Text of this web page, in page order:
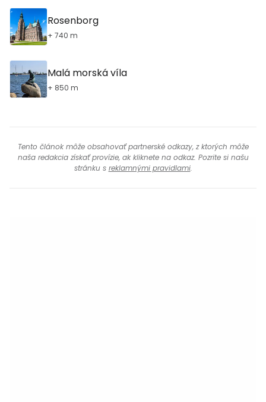
Rosenborg
+ 740 m
Malá morská víla
+ 850 m
Tento článok môže obsahovať partnerské odkazy, z ktorých môže
naša redakcia získať provízie, ak kliknete na odkaz. Pozrite si našu
stránku s reklamnými pravidlami.